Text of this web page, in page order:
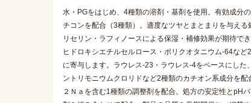
水・PGをはじめ、4種類の溶剤・基剤を使用。有効成分
チコンを配合（3種類）。適度なツヤとまとまりを与え
リセリン・ラフィノースによる保湿・補修効果が期待で
ヒドロキシエチルセルロース・ポリクオタニウム-64な
に寄与します。ラウレス-23・ラウレス-4をベースにし
ントリモニウムクロリドなど2種類のカチオン系成分を
２Ｎａを含む1種類の調整剤を配合。処方の安定性とpH